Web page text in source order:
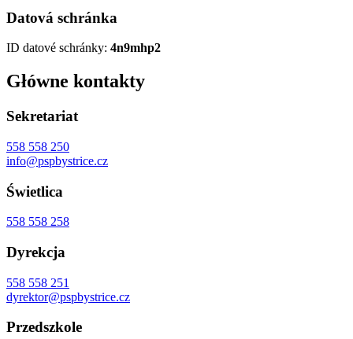
Datová schránka
ID datové schránky: 4n9mhp2
Główne kontakty
Sekretariat
558 558 250
info@pspbystrice.cz
Świetlica
558 558 258
Dyrekcja
558 558 251
dyrektor@pspbystrice.cz
Przedszkole